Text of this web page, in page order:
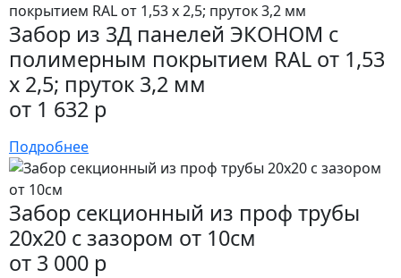
Забор из 3Д панелей ЭКОНОМ с
полимерным покрытием RAL от 1,53
х 2,5; пруток 3,2 мм
от 1 632 р
Подробнее
Забор секционный из проф трубы
20х20 с зазором от 10см
от 3 000 р